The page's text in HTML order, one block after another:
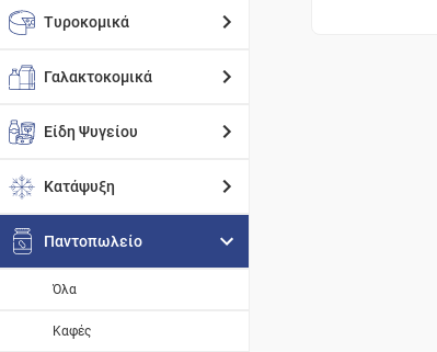
Τυροκομικά
Γαλακτοκομικά
Είδη Ψυγείου
Κατάψυξη
Παντοπωλείο
Όλα
Καφές